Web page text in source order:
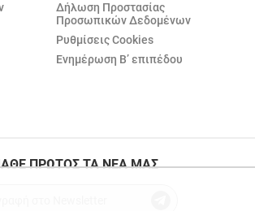
Δήλωση Προστασίας
Προσωπικών Δεδομένων
Ρυθμίσεις Cookies
Ενημέρωση Β’ επιπέδου
ΠΡΩΤΟΣ ΤΑ ΝΕΑ ΜΑΣ